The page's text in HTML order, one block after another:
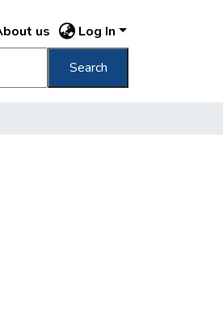
us Log In
Search